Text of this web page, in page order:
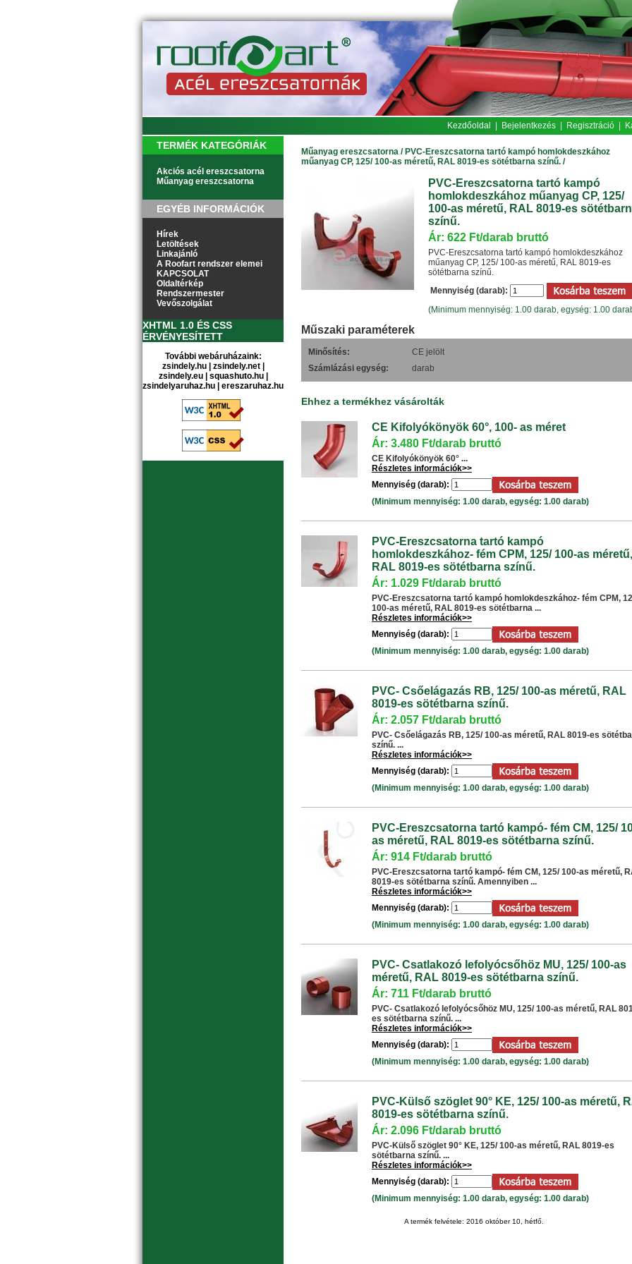
Kezdőoldal Bejelentkezés Regisztráció
TERMÉK KATEGÓRIÁK
Akciós acél ereszcsatorna
Műanyag ereszcsatorna
EGYÉB INFORMÁCIÓK
Hírek
Letöltések
Linkajánló
A Roofart rendszer elemei
KAPCSOLAT
Oldaltérkép
Rendszermester
Vevőszolgálat
XHTML 1.0 ÉS CSS
ÉRVÉNYESÍTETT
További webáruházaink:
zsindely.hu| zsindely.net|
zsindely.eu| squashuto.hu|
zsindelyaruhaz.hu
ereszaruhaz.hu
Műanyag ereszcsatorna / PVC-Ereszcsatorna tartó kampó homlokdeszkához
műanyag CP, 125/ 100-as méretű, RAL 8019-es sötétbarna színű. /
PVC-Ereszcsatorna tartó kampó
homlokdeszkához műanyag CP, 125/
100-as méretű, RAL 8019-es
színű.
Ár: 622 Ft/darab bruttó
PVC-Ereszcsatorna tartó kampó homlokdeszkához
műanyag CP, 125/ 100-as méretű, RAL 8019-es
sötétbarna színű.
Mennyiség (darab):
(Minimum mennyiség: 1.00 darab, egység: 1.00
Műszaki paraméterek
Minősítés:
CE jelölt
Számlázási egység:
darab
Ehhez a termékhez vásárolták
CE Kifolyókönyök 60°, 100- as méret
Ár: 3.480 Ft/darab bruttó
CE Kifolyókönyök 60° ...
Részletes információk>>
Mennyiség (darab):
(Minimum mennyiség: 1.00 darab, egység: 1.00 darab)
PVC-Ereszcsatorna tartó kampó
homlokdeszkához- fém CPM, 125/ 100-as méretű,
RAL 8019-es sötétbarna színű.
Ár: 1.029 Ft/darab bruttó
PVC-Ereszcsatorna tartó kampó homlokdeszkához- fém CPM,
100-as méretű, RAL 8019-es sötétbarna ...
Részletes információk>>
Mennyiség (darab):
(Minimum mennyiség: 1.00 darab, egység: 1.00 darab)
PVC- Csőelágazás RB, 125/ 100-as méretű, RAL
8019-es sötétbarna színű.
Ár: 2.057 Ft/darab bruttó
PVC- Csőelágazás RB, 125/ 100-as méretű, RAL 8019-es
színű. ...
Részletes információk>>
Mennyiség (darab):
(Minimum mennyiség: 1.00 darab, egység: 1.00 darab)
PVC-Ereszcsatorna tartó kampó- fém CM, 125/
as méretű, RAL 8019-es sötétbarna színű.
Ár: 914 Ft/darab bruttó
PVC-Ereszcsatorna tartó kampó- fém CM, 125/ 100-as méretű,
8019-es sötétbarna színű. Amennyiben ...
Részletes információk>>
Mennyiség (darab):
(Minimum mennyiség: 1.00 darab, egység: 1.00 darab)
PVC- Csatlakozó lefolyócsőhöz MU, 125/ 100-as
méretű, RAL 8019-es sötétbarna színű.
Ár: 711 Ft/darab bruttó
PVC- Csatlakozó lefolyócsőhöz MU, 125/ 100-as méretű, RAL
es sötétbarna színű. ...
Részletes információk>>
Mennyiség (darab):
(Minimum mennyiség: 1.00 darab, egység: 1.00 darab)
PVC-Külső szöglet 90° KE, 125/ 100-as méretű,
8019-es sötétbarna színű.
Ár: 2.096 Ft/darab bruttó
PVC-Külső szöglet 90° KE, 125/ 100-as méretű, RAL 8019-es
sötétbarna színű. ...
Részletes információk>>
Mennyiség (darab):
(Minimum mennyiség: 1.00 darab, egység: 1.00 darab)
A termék felvétele: 2016 október 10, hétfő.